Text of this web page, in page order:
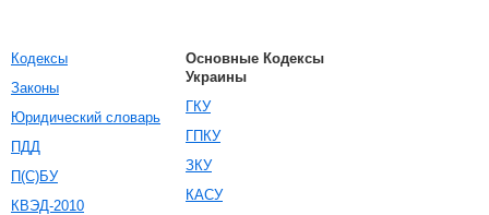
Кодексы
Законы
Юридический словарь
ПДД
П(С)БУ
КВЭД-2010
Основные Кодексы
Украины
ГКУ
ГПКУ
ЗКУ
КАСУ